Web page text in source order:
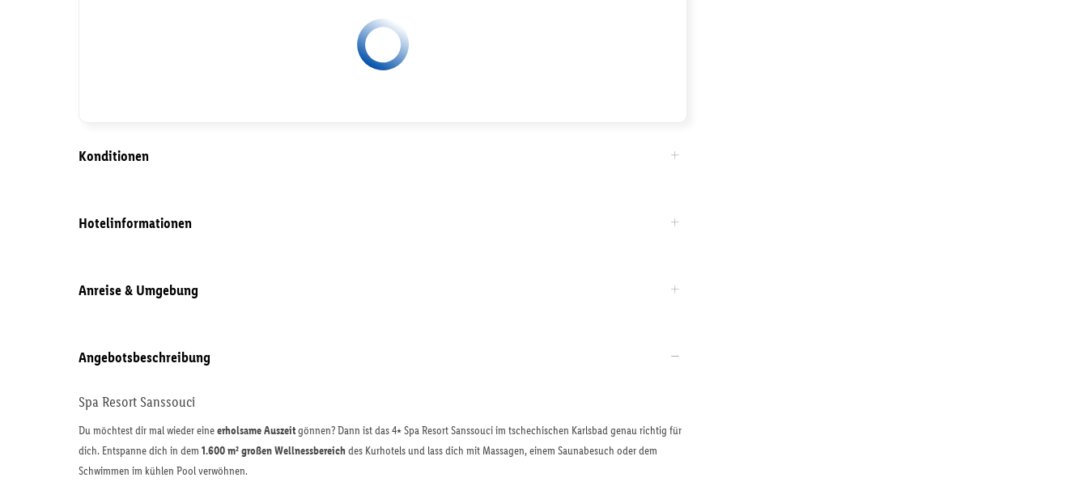
Konditionen
Hotelinformationen
Anreise & Umgebung
Angebotsbeschreibung
Spa Resort Sanssouci
Du möchtest dir mal wieder eineerholsame Auszeitgönnen? Dann ist das 4⭑ Spa Resort Sanssouci im tschechischen Karlsbad genau richtig für
dich. Entspanne dich in dem 1.600 m² großen Wellnessbereichdes Kurhotels und lass dich mit Massagen, einem Saunabesuch oder dem
Schwimmen im kühlen Pool verwöhnen.